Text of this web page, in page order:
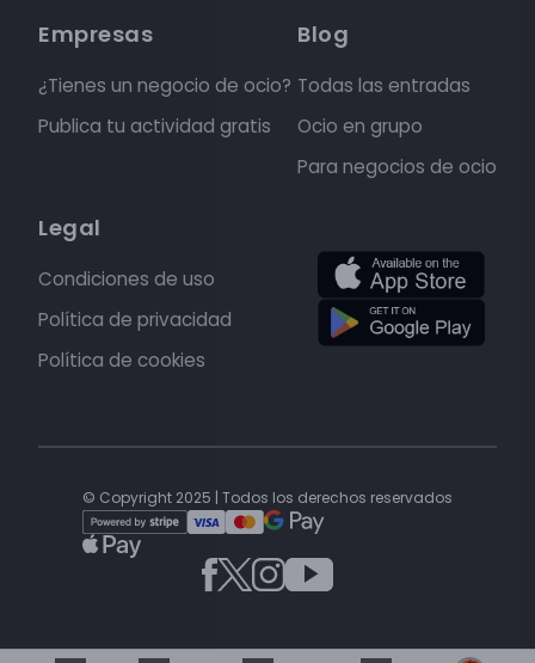
Empresas
¿Tienes un negocio de ocio?
Publica tu actividad gratis
Blog
Todas las entradas
Ocio en grupo
Para negocios de ocio
Legal
Condiciones de uso
Política de privacidad
Política de cookies
© Copyright 2025 | Todos los derechos reservados